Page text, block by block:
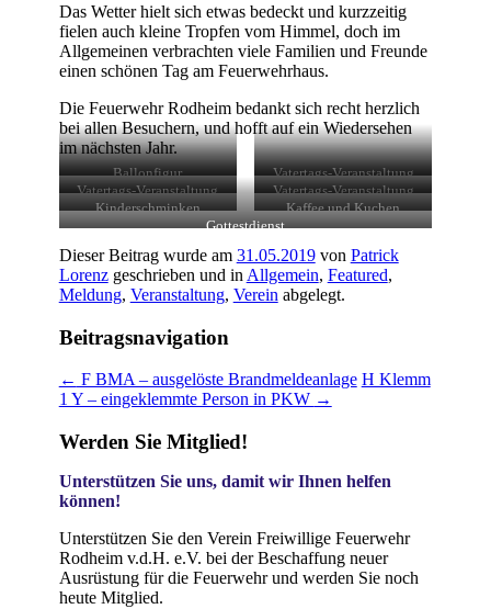
Das Wetter hielt sich etwas bedeckt und kurzzeitig
fielen auch kleine Tropfen vom Himmel, doch im
Allgemeinen verbrachten viele Familien und Freunde
einen schönen Tag am Feuerwehrhaus.
Die Feuerwehr Rodheim bedankt sich recht herzlich
bei allen Besuchern, und hofft auf ein Wiedersehen
im nächsten Jahr.
Ballonfigur
Vatertags-Veranstaltung
Vatertags-Veranstaltung
Vatertags-Veranstaltung
Kinderschminken
Kaffee und Kuchen
Gottestdienst
Dieser Beitrag wurde am 31.05.2019von Patrick
Lorenzgeschrieben und in Allgemein, Featured,
Meldung, Veranstaltung, Verein abgelegt.
Beitragsnavigation
← F BMA – ausgelöste Brandmeldeanlage H Klemm
1 Y – eingeklemmte Person in PKW →
Werden Sie Mitglied!
Unterstützen Sie uns, damit wir Ihnen helfen
können!
Unterstützen Sie den Verein Freiwillige Feuerwehr
Rodheim v.d.H. e.V. bei der Beschaffung neuer
Ausrüstung für die Feuerwehr und werden Sie noch
heute Mitglied.